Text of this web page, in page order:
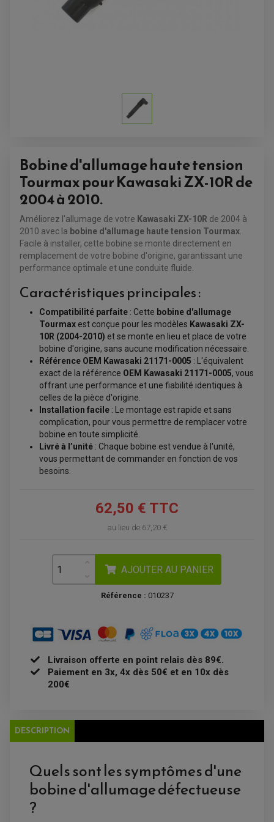
BAGAGERIE
BAGAGERIE SOUPLE
ACCESSOIRE GPS, SMARTPHONE
SELLE CONFORT
SUPPORT TOP CASE
SUPPORT VALISE LATERAL
TOP CASE ET VALISES
ÉCHAPPEMENT MOTO
SILENCIEUX / ÉCHAPPEMENT MOTO
ACCESSOIRE ÉCHAPPEMENT
ÉLECTRICITÉ
ACCESSOIRES ELECTRIQUE
CLIGNOTANT TYPE ORIGINE
POMPE A ESSENCE
REDRESSEUR / REGULATEUR
ENTRETIEN MOTO
BOUGIE NGK
FILTRE A AIR
FILTRE ET ACCESSOIRE ESSENCE
PRODUIT D'ENTRETIEN
ÉCHAPEMENT SCOOTER
ÉCHAPPEMENT SCOOTER
ELECTRICITÉ
CLIGNOTANT TYPE ORIGINE
BATTERIE SCOOTER
POMPE A ESSENCE
DISQUE DE FREIN ARRIERE
PLAQUETTE DE FREIN AVANT
PLAQUETTE DE FREIN ARRIERE
MAÎTRE CYLINDRE
ACCESSOIRES QUAD
ACCESSOIRES ANODISES POUR QUAD
BOUCHON DE RÉSERVOIR QUAD
GUIDON QUAD
KIT DÉCO QUAD / SSV
KIT POIGNÉE DE GAZ QUAD
POIGNÉE QUAD
PROTÈGE-MAINS
PONTETS / REHAUSSES DE GUIDON
BAGAGERIE / TREUIL / ATTELAGE
COFFRE / TOP CASE QUAD
TREUIL ET ATTELAGE QUAD-SSV
ÉCHAPPEMENT QUAD
ÉCHAPPEMENT QUAD
ENTRETIEN QUAD / SSV
BOUGIE QUAD
FILTRE A AIR BMC QUAD
FILTRE A AIR QUAD
FILTRE A HUILE QUAD
ÉQUIPEMENT ÉLECTRIQUE
ACCESSOIRES ÉLECTRIQUE ENDURO
PLAQUE PHARE
COMPTEUR D'HEURE
DÉMARREUR
CONDENSATEUR
BOBINE D'ALLUMAGE
COUPE-CONTACT
TRANSMISSION
KIT CHAÎNE
GUIDE CHAÎNE
PATIN DE BRAS OSCILLANT
ROULETTE DE CHAÎNE
EMBRAYAGE OFF ROAD
PIÈCE MOTEUR
KIT RÉPARATION POMPE A EAU
PIPE D'ADMISSION
DURITE RADIATEUR
Bobine d'allumage haute tension
Tourmax pour Kawasaki ZX-10R de
2004 à 2010.
Améliorez l'allumage de votre Kawasaki ZX-10R de 2004 à
2010 avec la bobine d'allumage haute tension Tourmax
Facile à installer, cette bobine se monte directement en
remplacement de votre bobine d'origine, garantissant une
performance optimale et une conduite fluide.
Caractéristiques principales :
Compatibilité parfaite : Cette bobine d'allumage
Tourmax est conçue pour les modèles Kawasaki ZX-
10R (2004-2010) et se monte en lieu et place de votre
bobine d'origine, sans aucune modification nécessaire.
Référence OEM Kawasaki 21171-0005 : L'équivalent
exact de la référence OEM Kawasaki 21171-0005, vous
offrant une performance et une fiabilité identiques à
celles de la pièce d'origine.
Installation facile : Le montage est rapide et sans
complication, pour vous permettre de remplacer votre
bobine en toute simplicité.
Livré à l’unité : Chaque bobine est vendue à l'unité,
vous permettant de commander en fonction de vos
besoins.
62,50 € TTC
au lieu de 67,20 €
AJOUTER AU PANIER
Référence : 010237
Livraison offerte en point relais dès 89€.
Paiement en 3x, 4x dès 50€ et en 10x dès
200€
DESCRIPTION
Quels sont les symptômes d'une
bobine d'allumage défectueuse
?